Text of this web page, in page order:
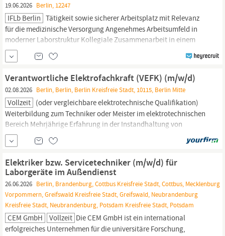
19.06.2026 Berlin, 12247
IFLb Berlin Tätigkeit sowie sicherer Arbeitsplatz mit Relevanz
für die medizinische Versorgung Angenehmes Arbeitsumfeld in
moderner Laborstruktur Kollegiale Zusammenarbeit in einem
wertschätzenden und familiären Team Strukturierte und intensive
Einarbeitung in alle Praxisbereiche Fort- und
LaboratoriumsmedizinBerlinGmbH ist ein medizinisches
Fachlabor inBerlin,das seit
Verantwortliche Elektrofachkraft (VEFK) (m/w/d)
02.08.2026 Berlin, Berlin, Berlin Kreisfreie Stadt, 10115, Berlin Mitte
Vollzeit (oder vergleichbare elektrotechnische Qualifikation)
Weiterbildung zum Techniker oder Meister im elektrotechnischen
Bereich Mehrjährige Erfahrung in der Instandhaltung von
Industrieanlagen, bevorzugt im regulierten Umfeld (z. B. Pharma,
Chemie,
Lebensmittel) Kenntnisse im Explosionsschutz (ATEX)
sowie im Betrieb kritischer Infrastrukturen von Vorteil...
Elektriker bzw. Servicetechniker (m/w/d) für
Laborgeräte im Außendienst
26.06.2026 Berlin, Brandenburg, Cottbus Kreisfreie Stadt, Cottbus, Mecklenburg
Vorpommern, Greifswald Kreisfreie Stadt, Greifswald, Neubrandenburg
Kreisfreie Stadt, Neubrandenburg, Potsdam Kreisfreie Stadt, Potsdam
CEM GmbH Vollzeit Die CEM GmbH ist ein international
erfolgreiches Unternehmen für die universitäre Forschung,